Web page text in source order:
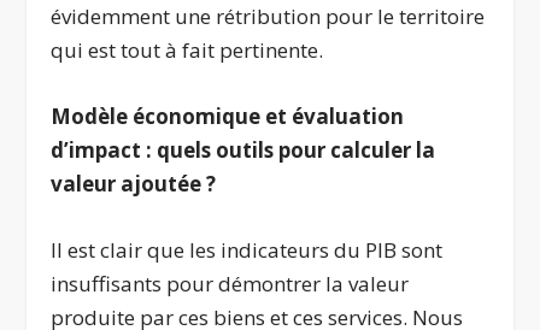
évidemment une rétribution pour le territoire
qui est tout à fait pertinente.
Modèle économique et évaluation
d’impact : quels outils pour calculer la
valeur ajoutée ?
Il est clair que les indicateurs du PIB sont
insuffisants pour démontrer la valeur
produite par ces biens et ces services. Nous